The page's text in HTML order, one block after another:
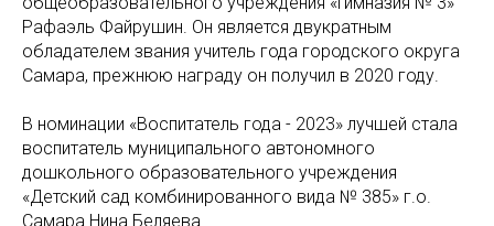
Рафаэль Файрушин. Он является двукратным
обладателем звания учитель года городского округа
Самара, прежнюю награду он получил в 2020 году.
В номинации «Воспитатель года - 2023» лучшей стала
воспитатель муниципального автономного
дошкольного образовательного учреждения
«Детский сад комбинированного вида № 385» г.о.
Самара Нина Беляева.